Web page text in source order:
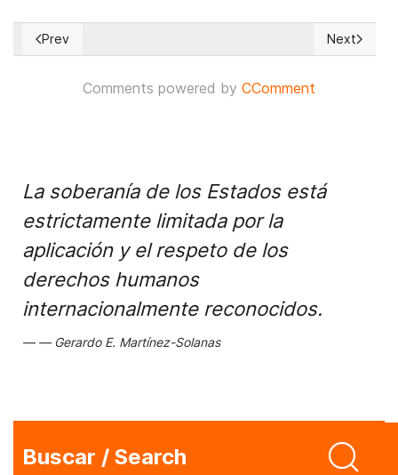
Previous article: La prolongada tragedia venezolana se
Prev Next article:
Next
Comments powered by CComment
La soberanía de los Estados está
estrictamente limitada por la
aplicación y el respeto de los
derechos humanos
internacionalmente reconocidos.
Gerardo E. Martínez-Solanas
Buscar / Search